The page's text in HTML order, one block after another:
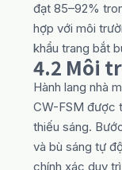
đạt 85–92%
hợp với môi
khẩu trang bắt
4.2 Môi
Hành lang nhà
CW-FSM được
thiếu sáng.
và bù sáng tự
chính xác duy